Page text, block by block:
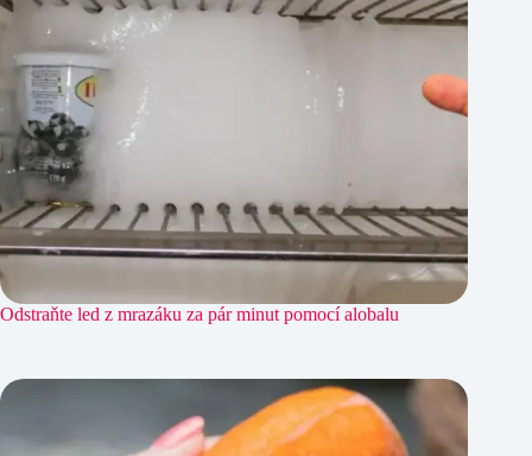
Odstraňte led z mrazáku za pár minut pomocí alobalu